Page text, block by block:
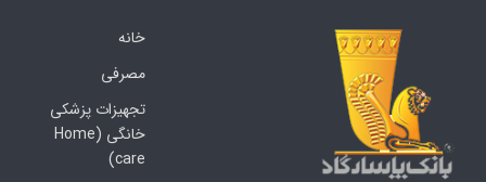
خانه
مصرفی
تجهیزات پزشکی
خانگی (Home
care)